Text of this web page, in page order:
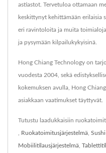
astiastot. Tervetuloa ottamaan
keskittynyt kehittämään erilaisia
eri ravintoloita ja muita
ja pysymään kilpailukykyisinä.
Hong Chiang Technology on
vuodesta 2004, sekä
kokemuksen avulla, Hong
asiakkaan vaatimukset täyttyvät.
Tutustu laadukkaisiin
Ruokatoimitusjärjestelmä
Mobiilitilausjärjestelmä